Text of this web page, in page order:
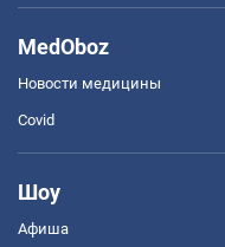
MedOboz
Новости медицины
Covid
Шоу
Афиша